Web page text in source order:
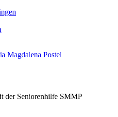
der Seniorenhilfe SMMP